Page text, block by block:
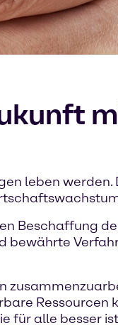
leben
Beschaffung
Ressourcen
für alle besser